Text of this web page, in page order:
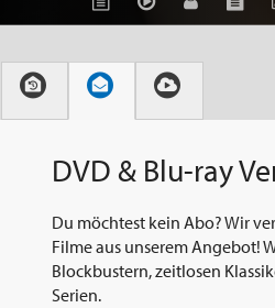
DVD & Blu-ray
Du möchtest kein Abo? Wir
Filme aus unserem Angebot!
Blockbustern, zeitlosen
Serien.